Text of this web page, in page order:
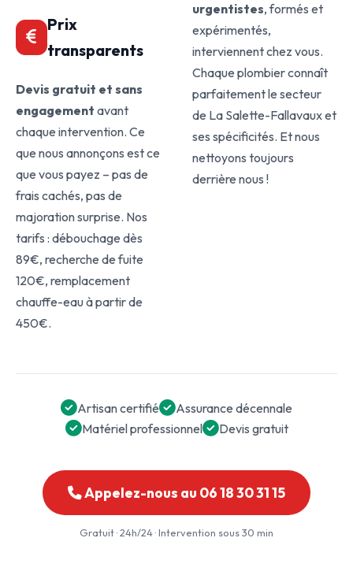
Prix
transparents
Devis gratuit et sans
engagement avant
chaque intervention. Ce
que nous annonçons est ce
que vous payez – pas de
frais cachés, pas de
majoration surprise. Nos
tarifs : débouchage dès
89€, recherche de fuite
120€, remplacement
chauffe-eau à partir de
450€.
urgentistes, formés et
expérimentés,
interviennent chez vous.
Chaque plombier connaît
parfaitement le secteur
de La Salette-Fallavaux et
ses spécificités. Et nous
nettoyons toujours
derrière nous !
Artisan certifié
Assurance décennale
Matériel professionnel
Devis gratuit
Appelez-nous au 06 18 30 31 15
Gratuit · 24h/24 · Intervention sous 30 min